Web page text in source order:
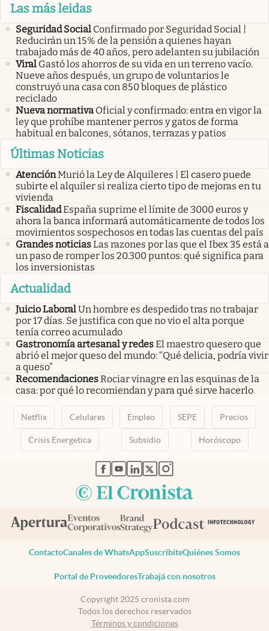
Las más leidas
Seguridad Social Confirmado por Seguridad Social |
Reducirán un 15% de la pensión a quienes hayan
trabajado más de 40 años, pero adelanten su jubilación
Viral Gastó los ahorros de su vida en un terreno vacío.
Nueve años después, un grupo de voluntarios le
construyó una casa con 850 bloques de plástico
reciclado
Nueva normativa Oficial y confirmado: entra en vigor la
ley que prohíbe mantener perros y gatos de forma
habitual en balcones, sótanos, terrazas y patios
Últimas Noticias
AtenciónMurió la Ley de Alquileres | El casero puede
subirte el alquiler si realiza cierto tipo de mejoras en tu
vivienda
FiscalidadEspaña suprime el límite de 3000 euros y
ahora la banca informará automáticamente de todos los
movimientos sospechosos en todas las cuentas del país
Grandes noticiasLas razones por las que el Ibex 35 está a
un paso de romper los 20.300 puntos: qué significa para
los inversionistas
Actualidad
Juicio LaboralUn hombre es despedido tras no trabajar
por 17 días. Se justifica con que no vio el alta porque
tenía correo acumulado
Gastronomía artesanal y redesEl maestro quesero que
abrió el mejor queso del mundo: “Qué delicia, podría vivir
a queso”
RecomendacionesRociar vinagre en las esquinas de la
casa: por qué lo recomiendan y para qué sirve hacerlo
Netflix Celulares Empleo SEPE Precios
Crisis Energetica Subsidio Horóscopo
abre en nueva pestaña
abre en nueva pestaña
abre en nueva pestaña
abre en nueva pestaña
abre en nueva pestaña
ContactoCanales de WhatsAppSuscribiteQuiénes Somos
Portal de ProveedoresTrabajá con nosotros
Copyright 2025 cronista.com
Todos los derechos reservados
Términos y condiciones